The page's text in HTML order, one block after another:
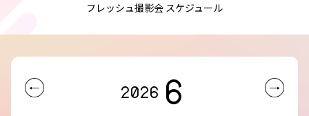
フレッシュ撮影会 スケジュール
2026 6